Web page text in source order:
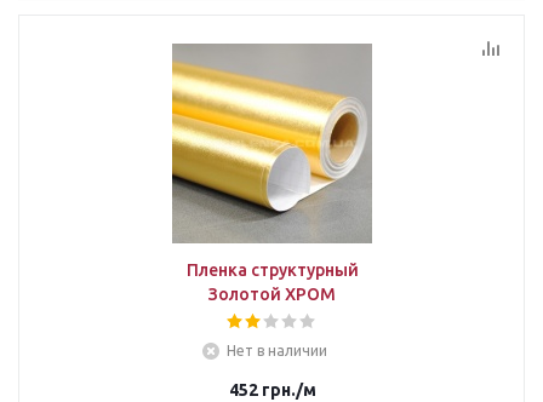
Пленка структурный
Золотой ХРОМ
Нет в наличии
452грн./м